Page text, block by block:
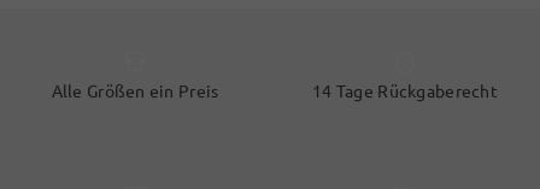
Alle Größen ein Preis 14 Tage Rückgaberecht